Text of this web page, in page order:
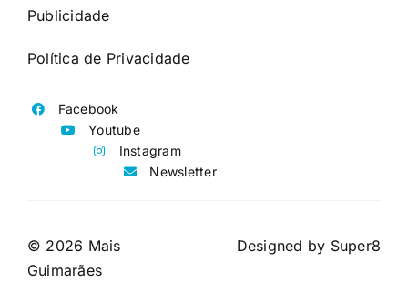
Publicidade
Política de Privacidade
Facebook
Youtube
Instagram
Newsletter
© 2026 Mais
Guimarães
Designed by Super8